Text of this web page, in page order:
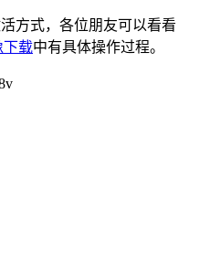
方式，各位朋友可以看看
下载中有具体操作过程。